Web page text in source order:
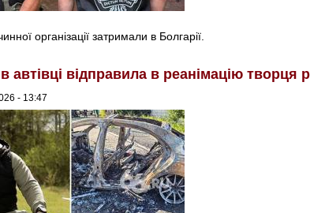
організації затримали в Болгарії.
автівці відправила в реанімацію творця
- 13:47